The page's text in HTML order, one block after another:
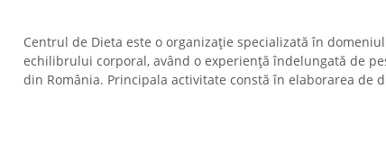
Centrul de Dieta este o organizație specializată în
echilibrului corporal, având o experiență îndelungată de
din România. Principala activitate constă în elaborarea de